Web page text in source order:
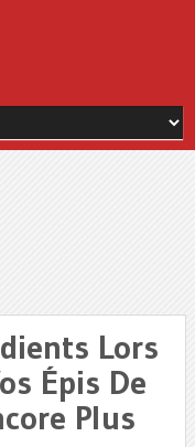
Lors
Épis De
Plus